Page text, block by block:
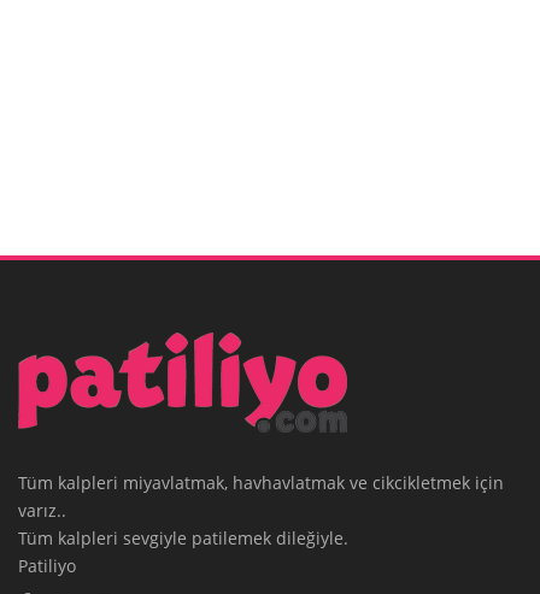
Tüm kalpleri miyavlatmak, havhavlatmak ve cikcikletmek için
varız..
Tüm kalpleri sevgiyle patilemek dileğiyle.
Patiliyo